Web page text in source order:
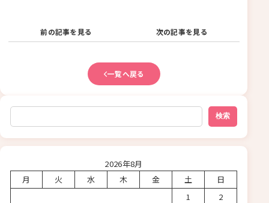
前の記事を見る 次の記事を見る
一覧へ戻る
検索
検索
2026年8月
月
火 水 木 金 土
日
1
2